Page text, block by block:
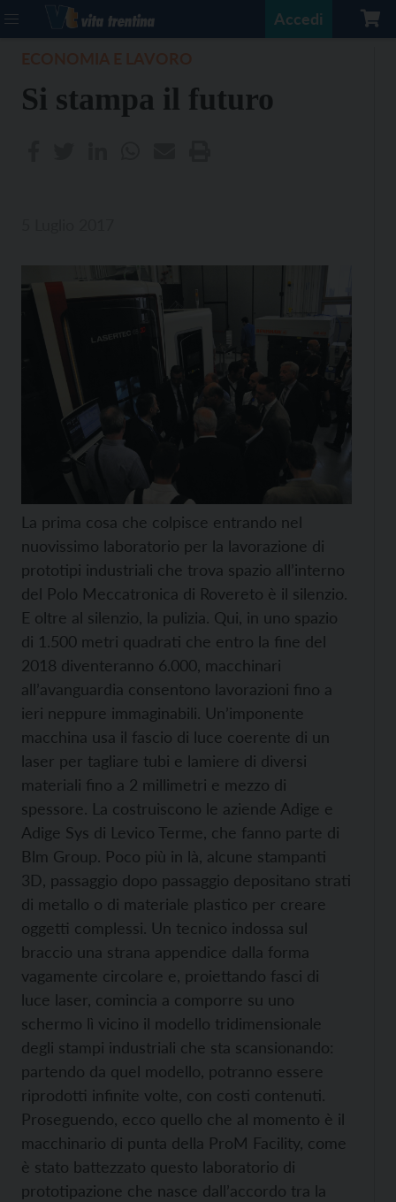
Accedi
Si stampa il futuro
La prima cosa che colpisce entrando nel
nuovissimo laboratorio per la lavorazione di
prototipi industriali che trova spazio all’interno
del Polo Meccatronica di Rovereto è il silenzio.
E oltre al silenzio, la pulizia. Qui, in uno spazio
di 1.500 metri quadrati che entro la fine del
2018 diventeranno 6.000, macchinari
all’avanguardia consentono lavorazioni fino a
ieri neppure immaginabili. Un’imponente
macchina usa il fascio di luce coerente di un
laser per tagliare tubi e lamiere di diversi
materiali fino a 2 millimetri e mezzo di
spessore. La costruiscono le aziende Adige e
Adige Sys di Levico Terme, che fanno parte di
Blm Group. Poco più in là, alcune stampanti
3D, passaggio dopo passaggio depositano strati
di metallo o di materiale plastico per creare
oggetti complessi. Un tecnico indossa sul
braccio una strana appendice dalla forma
vagamente circolare e, proiettando fasci di
luce laser, comincia a comporre su uno
schermo lì vicino il modello tridimensionale
degli stampi industriali che sta scansionando:
partendo da quel modello, potranno essere
riprodotti infinite volte, con costi contenuti.
Proseguendo, ecco quello che al momento è il
macchinario di punta della ProM Facility, come
è stato battezzato questo laboratorio di
prototipazione che nasce dall’accordo tra la